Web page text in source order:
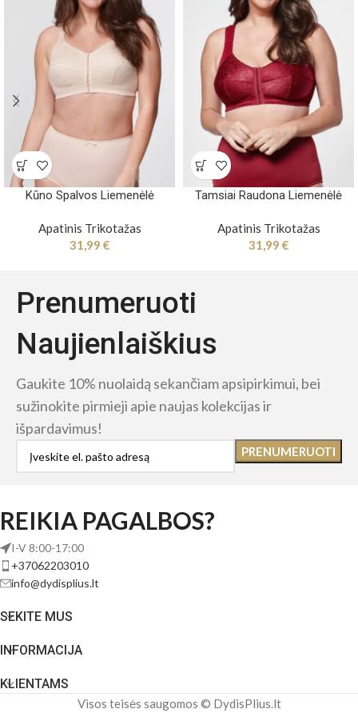
Kūno Spalvos Liemenėlė
Apatinis Trikotažas
31,99 €
Tamsiai Raudona Liemenėlė
Apatinis Trikotažas
31,99 €
Prenumeruoti
Naujienlaiškius
Gaukite 10% nuolaidą sekančiam apsipirkimui, bei
sužinokite pirmieji apie naujas kolekcijas ir
išpardavimus!
REIKIA PAGALBOS?
I-V 8:00-17:00
+37062203010
info@dydisplius.lt
SEKITE MUS
INFORMACIJA
KLIENTAMS
Visos teisės saugomos © DydisPlius.lt